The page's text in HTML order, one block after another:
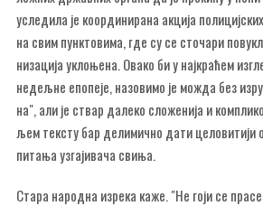
усле­ди­ла је ко­ор­ди­ни­ра­на ак­ци­ја
на свим пунк­то­ви­ма, где су се сто­ча­ри
ни­за­ци­ја укло­ње­на. Ова­ко би у нај­кра­ћем
не­дељ­не епо­пе­је, на­зо­ви­мо је мо­жда без
на", али је ствар да­ле­ко сло­же­ни­ја и
љем тек­сту бар де­ли­мич­но да­ти це­ло­ви­ти­ји
пи­та­ња уз­га­ји­ва­ча сви­ња.
Ста­ра на­род­на из­ре­ка ка­же. "Не го­ји се